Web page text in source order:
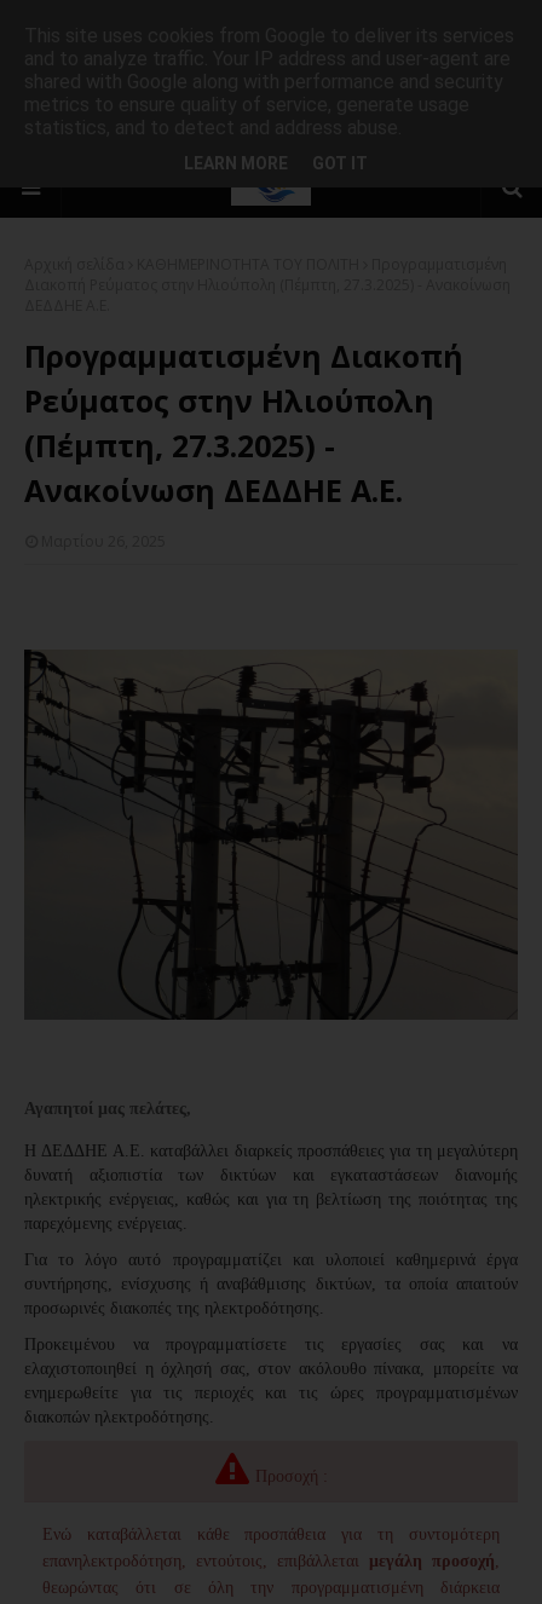
Προγραμματισμένη Διακοπή
Ρεύματος στην Ηλιούπολη
(Πέμπτη, 27.3.2025) -
Ανακοίνωση ΔΕΔΔΗΕ Α.Ε.
Αγαπητοί μας πελάτες,
H ΔΕΔΔΗΕ Α.Ε. καταβάλλει διαρκείς προσπάθειες για τη μεγαλύτερη
δυνατή αξιοπιστία των δικτύων και εγκαταστάσεων διανομής
ηλεκτρικής ενέργειας, καθώς και για τη βελτίωση της ποιότητας της
παρεχόμενης ενέργειας.
Για το λόγο αυτό προγραμματίζει και υλοποιεί καθημερινά έργα
συντήρησης, ενίσχυσης ή αναβάθμισης δικτύων, τα οποία απαιτούν
προσωρινές διακοπές της ηλεκτροδότησης.
Προκειμένου να προγραμματίσετε τις εργασίες σας και να
ελαχιστοποιηθεί η όχλησή σας, στον ακόλουθο πίνακα, μπορείτε να
ενημερωθείτε για τις περιοχές και τις ώρες προγραμματισμένων
διακοπών ηλεκτροδότησης.
Προσοχή :
Ενώ καταβάλλεται κάθε προσπάθεια για τη συντομότερη
επανηλεκτροδότηση, εντούτοις, επιβάλλεται μεγάλη προσοχή,
θεωρώντας ότι σε όλη την προγραμματισμένη διάρκεια
LEARN MORE GOT IT